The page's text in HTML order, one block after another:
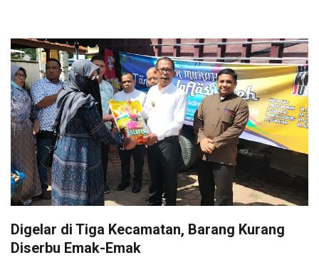
Digelar di Tiga Kecamatan, Barang Kurang
Diserbu Emak-Emak